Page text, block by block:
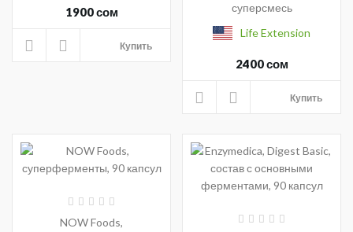
1900 сом
Купить
суперсмесь
пищеварительных
ферментов, 60
вегетарианских капсул
Life Extension
2400 сом
Купить
NOW Foods,